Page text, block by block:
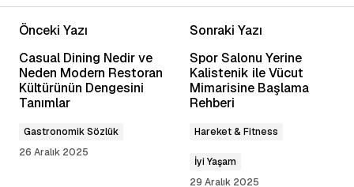
E-posta adresiniz yayınlanmayacak.
Gerekli
alanlar*ile işaretlenmişlerdir
Yorum
Önceki Yazı
Casual Dining Nedir ve
Neden Modern Restoran
Kültürünün Dengesini
Tanımlar
Gastronomik Sözlük
26 Aralık 2025
Sonraki Yazı
Spor Salonu Yerine
Kalistenik ile Vücut
Mimarisine Başlama
Rehberi
Hareket & Fitness
İyi Yaşam
29 Aralık 2025